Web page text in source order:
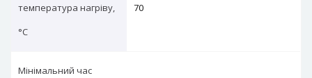
температура нагріву,
°С
70
Мінімальний час